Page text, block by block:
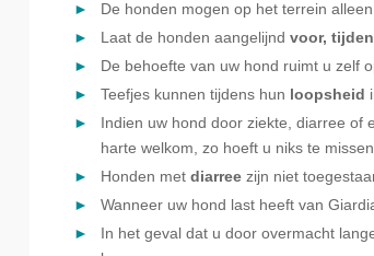
De honden mogen op het terrein
Laat de honden aangelijnd voor,
De behoefte van uw hond ruimt u zelf
Teefjes kunnen tijdens hun loopsheid
Indien uw hond door ziekte, diarree of
harte welkom, zo hoeft u niks te missen.
Honden met diarree zijn niet
Wanneer uw hond last heeft van
In het geval dat u door overmacht